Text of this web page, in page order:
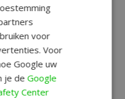
voor
Voor
Google uw
je deGoogle
Center